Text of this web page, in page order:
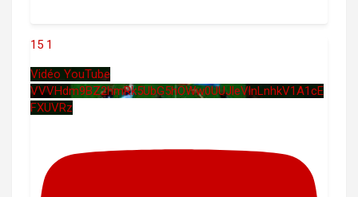
15 1
Vidéo YouTube
VVVHdm9BZ2hmRk5UbG5hOWw0UUJleVlnLnhkV1A1cE
FXUVRz